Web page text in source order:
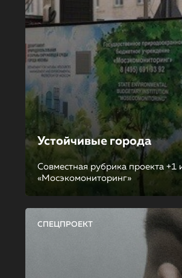
Устойчивые города
Совместная рубрика проекта +1
«Мосэкомониторинг»
СПЕЦПРОЕКТ